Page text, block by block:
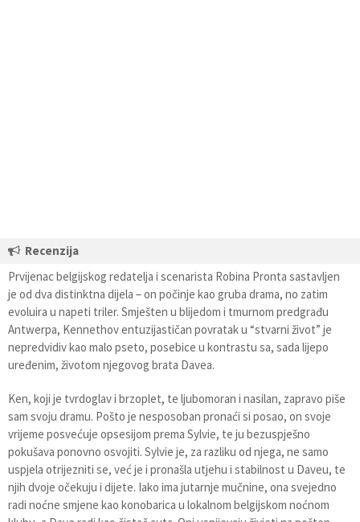
Recenzija
Prvijenac belgijskog redatelja i scenarista Robina Pronta sastavljen
je od dva distinktna dijela – on počinje kao gruba drama, no zatim
evoluira u napeti triler. Smješten u blijedom i tmurnom predgrađu
Antwerpa, Kennethov entuzijastičan povratak u “stvarni život” je
nepredvidiv kao malo pseto, posebice u kontrastu sa, sada lijepo
uređenim, životom njegovog brata Davea.
Ken, koji je tvrdoglav i brzoplet, te ljubomoran i nasilan, zapravo piše
sam svoju dramu. Pošto je nesposoban pronaći si posao, on svoje
vrijeme posvećuje opsesijom prema Sylvie, te ju bezuspješno
pokušava ponovno osvojiti. Sylvie je, za razliku od njega, ne samo
uspjela otrijezniti se, već je i pronašla utjehu i stabilnost u Daveu, te
njih dvoje očekuju i dijete. Iako ima jutarnje mučnine, ona svejedno
radi noćne smjene kao konobarica u lokalnom belgijskom noćnom